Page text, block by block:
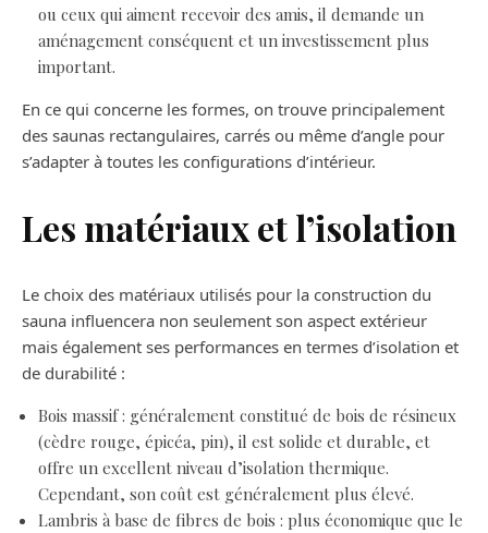
ou ceux qui aiment recevoir des amis, il demande un
aménagement conséquent et un investissement plus
important.
En ce qui concerne les formes, on trouve principalement
des saunas rectangulaires, carrés ou même d’angle pour
s’adapter à toutes les configurations d’intérieur.
Les matériaux et l’isolation
Le choix des matériaux utilisés pour la construction du
sauna influencera non seulement son aspect extérieur
mais également ses performances en termes d’isolation et
de durabilité :
Bois massif : généralement constitué de bois de résineux
(cèdre rouge, épicéa, pin), il est solide et durable, et
offre un excellent niveau d’isolation thermique.
Cependant, son coût est généralement plus élevé.
Lambris à base de fibres de bois : plus économique que le